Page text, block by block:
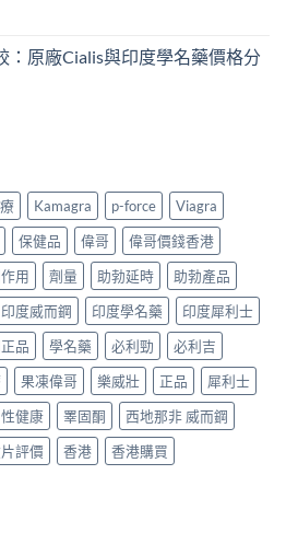
：原廠Cialis與印度學名藥價格分
Kamagra p-force
Viagra
保健品 偉哥
偉哥價錢香港
用 劑量 助勃延時
助勃產品
印度威而鋼 印度學名藥
印度犀利士
品 學名藥 必利勁
必利吉
果凍偉哥 樂威壯 正品
犀利士
健康 睪固酮
西地那非 威而鋼
評價 香港 香港購買